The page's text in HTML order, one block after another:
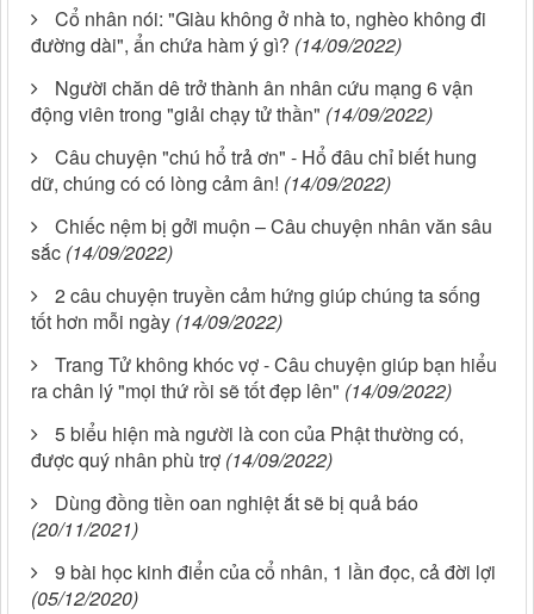
Cổ nhân nói: "Giàu không ở nhà to, nghèo không đi
đường dài", ẩn chứa hàm ý gì? (14/09/2022)
Người chăn dê trở thành ân nhân cứu mạng 6 vận
động viên trong "giải chạy tử thần" (14/09/2022)
Câu chuyện "chú hổ trả ơn" - Hổ đâu chỉ biết hung
dữ, chúng có có lòng cảm ân! (14/09/2022)
Chiếc nệm bị gởi muộn – Câu chuyện nhân văn sâu
sắc (14/09/2022)
2 câu chuyện truyền cảm hứng giúp chúng ta sống
tốt hơn mỗi ngày (14/09/2022)
Trang Tử không khóc vợ - Câu chuyện giúp bạn hiểu
ra chân lý "mọi thứ rồi sẽ tốt đẹp lên" (14/09/2022)
5 biểu hiện mà người là con của Phật thường có,
được quý nhân phù trợ (14/09/2022)
Dùng đồng tiền oan nghiệt ắt sẽ bị quả báo
(20/11/2021)
9 bài học kinh điển của cổ nhân, 1 lần đọc, cả đời lợi
(05/12/2020)